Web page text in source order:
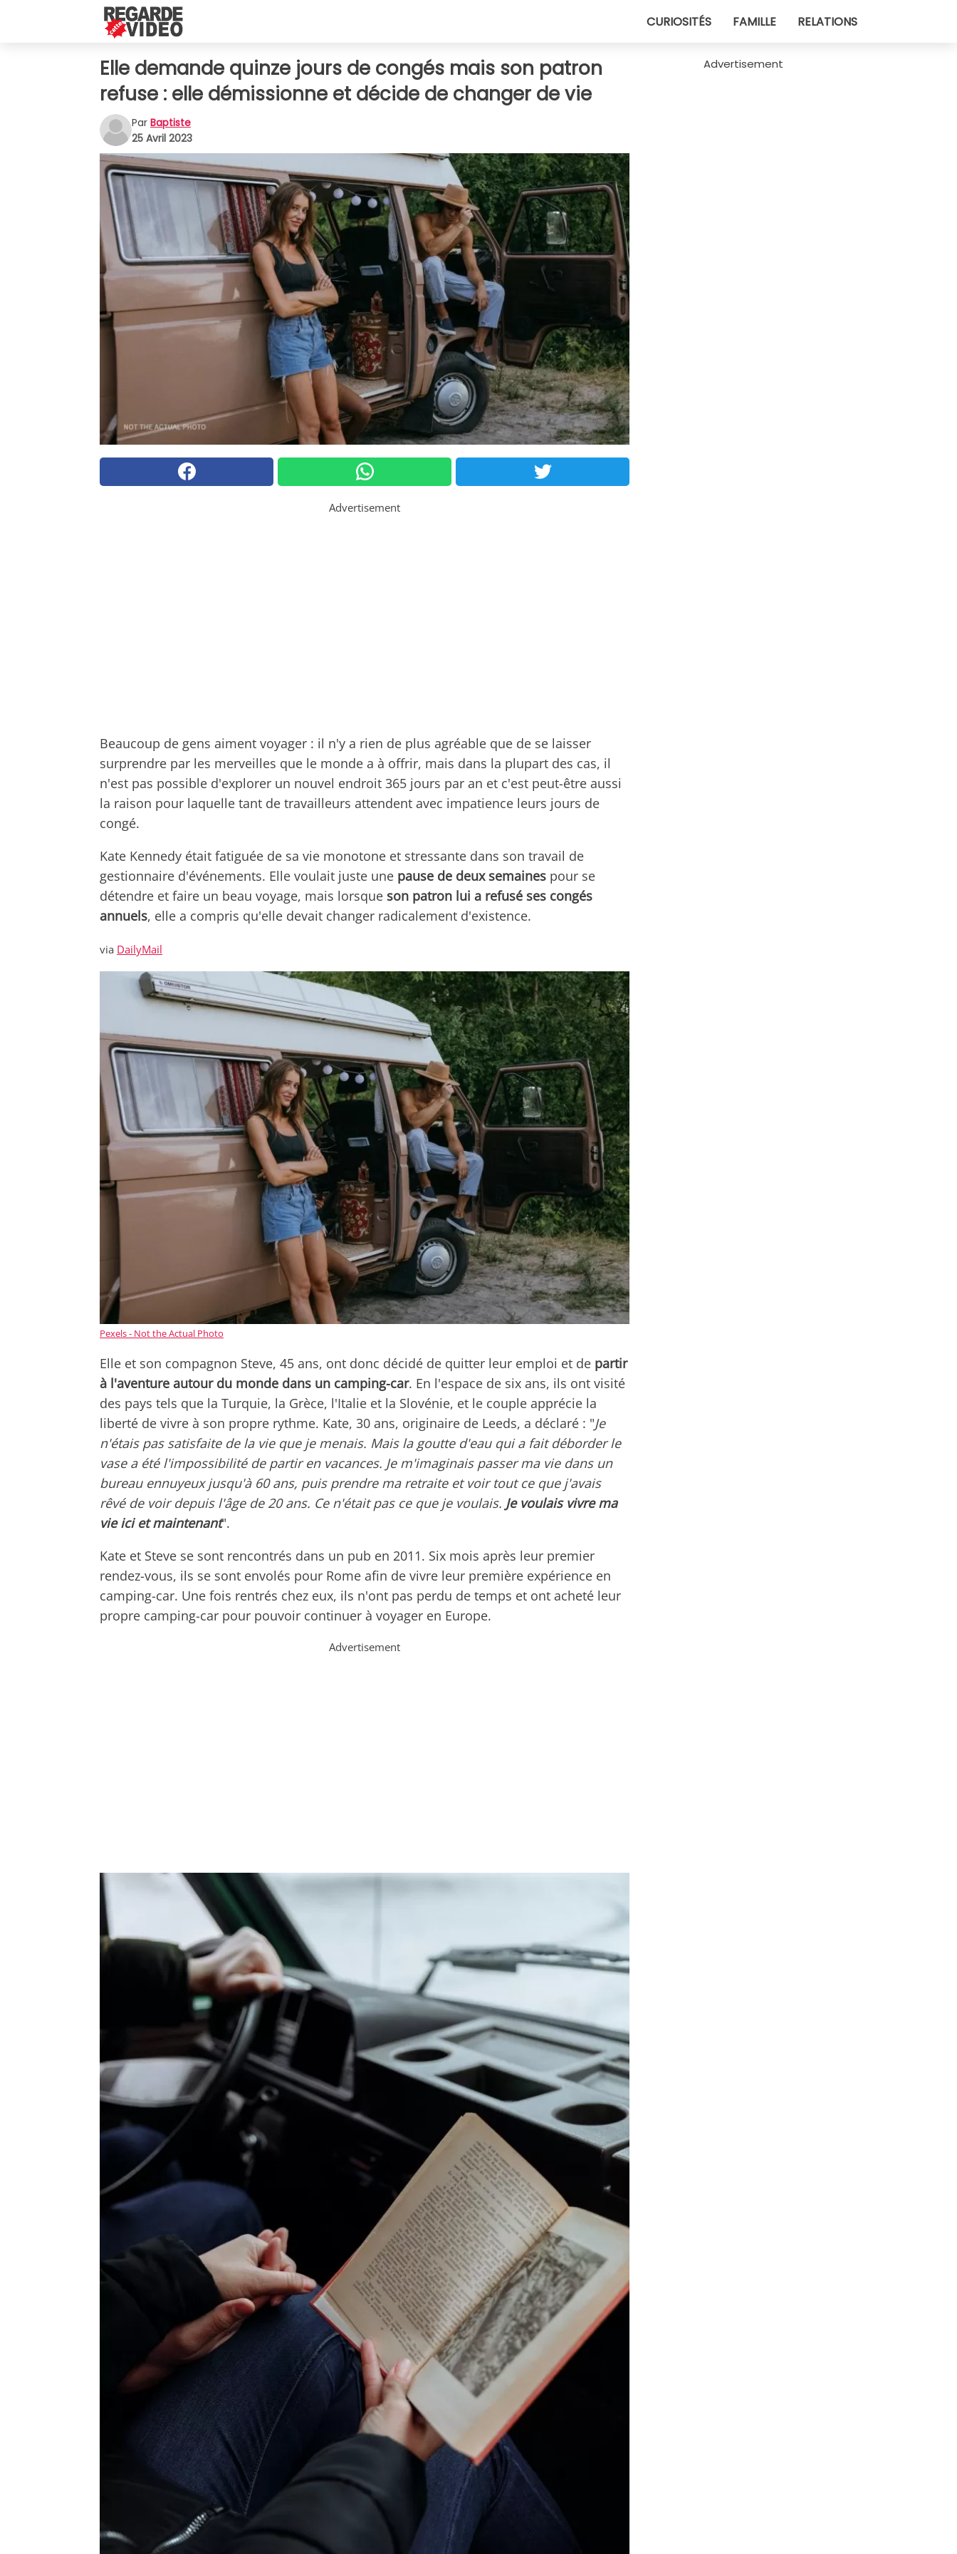
CURIOSITÉS FAMILLE RELATIONS
Elle demande quinze jours de congés mais son patron
refuse : elle démissionne et décide de changer de vie
Par Baptiste
25 Avril 2023
Advertisement
Beaucoup de gens aiment voyager : il n'y a rien de plus agréable que de se laisser
surprendre par les merveilles que le monde a à offrir, mais dans la plupart des cas, il
n'est pas possible d'explorer un nouvel endroit 365 jours par an et c'est peut-être aussi
la raison pour laquelle tant de travailleurs attendent avec impatience leurs jours de
congé.
Kate Kennedy était fatiguée de sa vie monotone et stressante dans son travail de
gestionnaire d'événements. Elle voulait juste une pause de deux semaines pour se
détendre et faire un beau voyage, mais lorsque son patron lui a refusé ses congés
annuels, elle a compris qu'elle devait changer radicalement d'existence.
via DailyMail
Pexels - Not the Actual Photo
Elle et son compagnon Steve, 45 ans, ont donc décidé de quitter leur emploi et de partir
à l'aventure autour du monde dans un camping-car. En l'espace de six ans, ils ont visité
des pays tels que la Turquie, la Grèce, l'Italie et la Slovénie, et le couple apprécie la
liberté de vivre à son propre rythme. Kate, 30 ans, originaire de Leeds, a déclaré : "Je
n'étais pas satisfaite de la vie que je menais. Mais la goutte d'eau qui a fait déborder le
vase a été l'impossibilité de partir en vacances. Je m'imaginais passer ma vie dans un
bureau ennuyeux jusqu'à 60 ans, puis prendre ma retraite et voir tout ce que j'avais
rêvé de voir depuis l'âge de 20 ans. Ce n'était pas ce que je voulais. Je voulais vivre ma
vie ici et maintenant".
Kate et Steve se sont rencontrés dans un pub en 2011. Six mois après leur premier
rendez-vous, ils se sont envolés pour Rome afin de vivre leur première expérience en
camping-car. Une fois rentrés chez eux, ils n'ont pas perdu de temps et ont acheté leur
propre camping-car pour pouvoir continuer à voyager en Europe.
Advertisement
Advertisement